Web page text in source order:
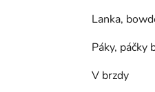
Lanka,
Páky, páčky
V brzdy